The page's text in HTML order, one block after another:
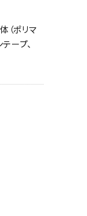
（ポリマ
ープ、